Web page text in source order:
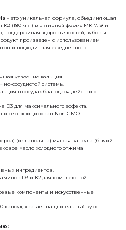
– это уникальная формула, объединяющая
(180 мкг) в активной форме MK-7. Эти
поддерживая здоровье костей, зубов и
произведен с использованием
и подходит для ежедневного
усвоение кальция.
сосудистой системы.
в сосудах благодаря действию
D3 для максимального эффекта.
и сертифицирован Non-GMO.
(из ланолина) мягкая капсула (бычий
масло холодного отжима
ингредиентов.
D3 и K2 для комплексной
компоненты и искусственные
капсул, хватает на длительный курс.